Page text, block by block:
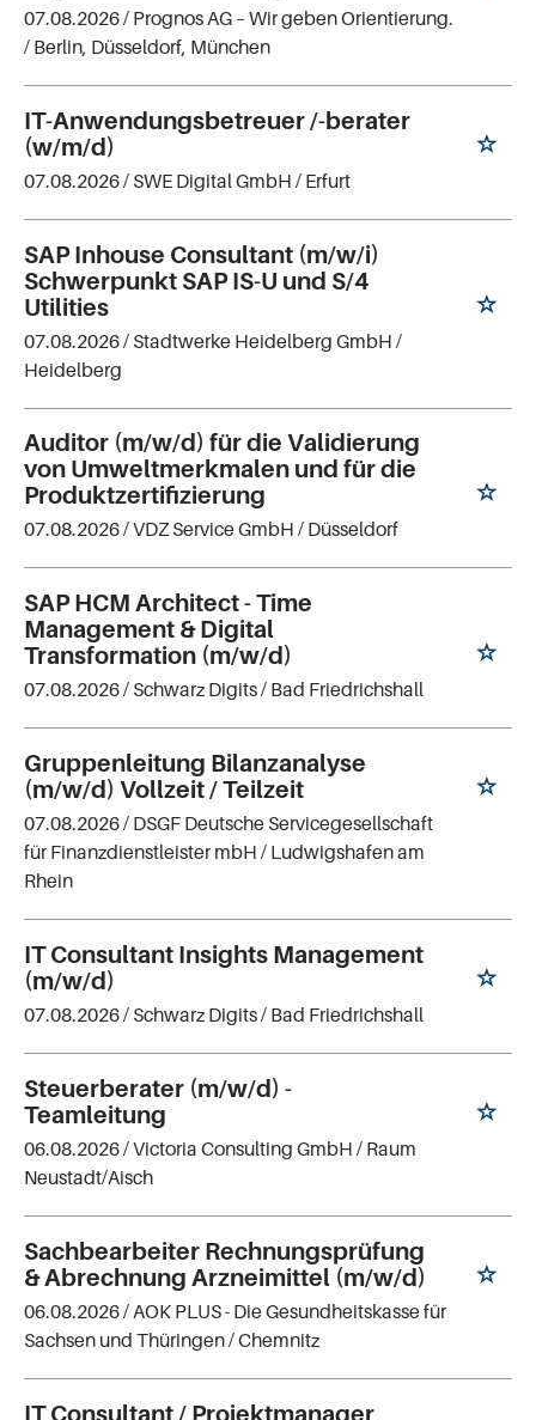
07.08.2026 / Prognos AG – Wir geben Orientierung.
/ Berlin, Düsseldorf, München
IT-Anwendungsbetreuer /-berater
(w/m/d)
07.08.2026 / SWE Digital GmbH / Erfurt
SAP Inhouse Consultant (m/w/i)
Schwerpunkt SAP IS-U und S/4
Utilities
07.08.2026 / Stadtwerke Heidelberg GmbH /
Heidelberg
Auditor (m/w/d) für die Validierung
von Umweltmerkmalen und für die
Produktzertifizierung
07.08.2026 /VDZ Service GmbH / Düsseldorf
SAP HCM Architect - Time
Management & Digital
Transformation (m/w/d)
07.08.2026 / Schwarz Digits/ Bad Friedrichshall
Gruppenleitung Bilanzanalyse
(m/w/d) Vollzeit / Teilzeit
07.08.2026 / DSGF Deutsche Servicegesellschaft
für Finanzdienstleister mbH / Ludwigshafen am
Rhein
IT Consultant Insights Management
(m/w/d)
07.08.2026 / Schwarz Digits/ Bad Friedrichshall
Steuerberater (m/w/d) -
Teamleitung
06.08.2026 /Victoria Consulting GmbH / Raum
Neustadt/Aisch
Sachbearbeiter Rechnungsprüfung
& Abrechnung Arzneimittel (m/w/d)
06.08.2026 / AOK PLUS - Die Gesundheitskasse für
Sachsen und Thüringen/ Chemnitz
IT Consultant / Projektmanager